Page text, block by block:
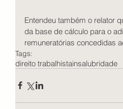
Entendeu também o relator
da base de cálculo para o
remuneratórias concedidas
Tags:
direito trabalhistainsalubridade